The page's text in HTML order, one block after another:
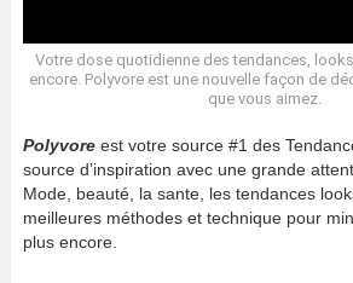
Votre dose quotidienne des tendances,
encore. Polyvore est une nouvelle façon de
que vous aimez.
Polyvore est votre source #1 des
source d’inspiration avec une grande
Mode, beauté, la sante, les tendances
meilleures méthodes et technique pour
plus encore.